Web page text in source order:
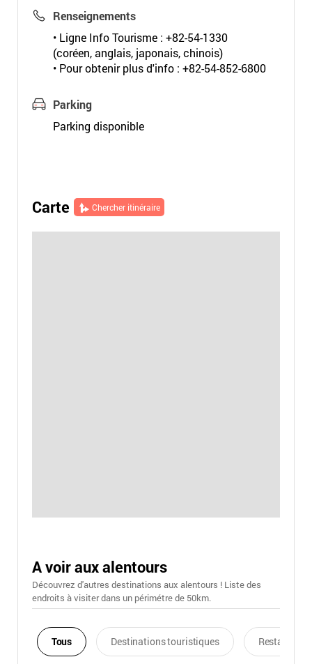
Renseignements
• Ligne Info Tourisme : +82-54-1330
(coréen, anglais, japonais, chinois)
• Pour obtenir plus d'info : +82-54-852-6800
Parking
Parking disponible
Carte Chercher itinéraire
A voir aux alentours
Découvrez d'autres destinations aux alentours ! Liste des
endroits à visiter dans un périmétre de 50km.
Tous Destinations touristiques Restaurants